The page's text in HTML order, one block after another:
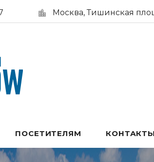
Москва, Тишинская
ПОСЕТИТЕЛЯМ КОНТАКТЫ